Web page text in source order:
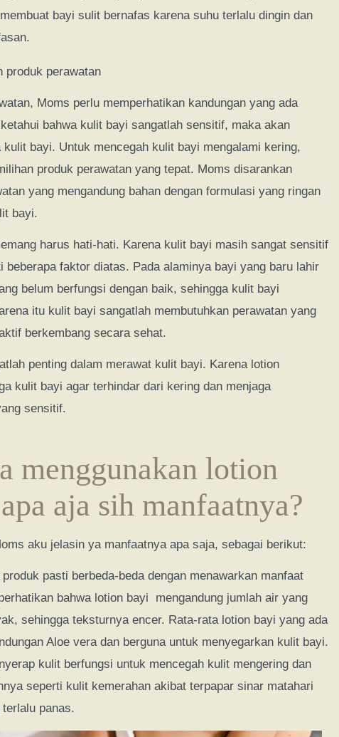
bayi sulit bernafas karena suhu terlalu dingin dan
produk perawatan
Moms perlu memperhatikan kandungan yang ada
bahwa kulit bayi sangatlah sensitif, maka akan
kulit bayi. Untuk mencegah kulit bayi mengalami kering,
produk perawatan yang tepat. Moms disarankan
yang mengandung bahan dengan formulasi yang ringan
bayi.
harus hati-hati. Karena kulit bayi masih sangat sensitif
beberapa faktor diatas. Pada alaminya bayi yang baru lahir
belum berfungsi dengan baik, sehingga kulit bayi
itu kulit bayi sangatlah membutuhkan perawatan yang
berkembang secara sehat.
penting dalam merawat kulit bayi. Karena lotion
kulit bayi agar terhindar dari kering dan menjaga
sensitif.
menggunakan lotion
aja sih manfaatnya?
aku jelasin ya manfaatnya apa saja, sebagai berikut:
pasti berbeda-beda dengan menawarkan manfaat
bahwa lotion bayi mengandung jumlah air yang
sehingga teksturnya encer. Rata-rata lotion bayi yang ada
Aloe vera dan berguna untuk menyegarkan kulit bayi.
kulit berfungsi untuk mencegah kulit mengering dan
seperti kulit kemerahan akibat terpapar sinar matahari
panas.